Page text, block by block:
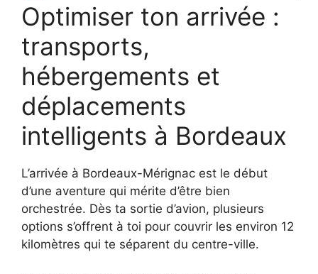
Optimiser ton arrivée :
transports,
hébergements et
déplacements
intelligents à Bordeaux
L’arrivée à Bordeaux-Mérignac est le début
d’une aventure qui mérite d’être bien
orchestrée. Dès ta sortie d’avion, plusieurs
options s’offrent à toi pour couvrir les environ 12
kilomètres qui te séparent du centre-ville.